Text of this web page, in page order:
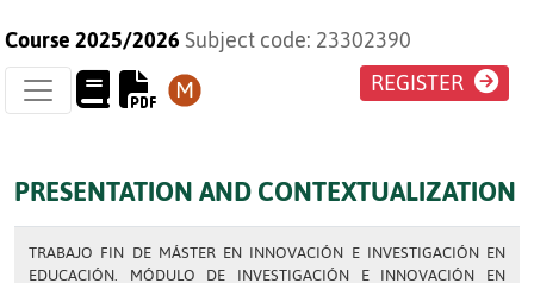
Course 2025/2026 Subject code: 23302390
REGISTER
PRESENTATION AND CONTEXTUALIZATION
TRABAJO FIN DE MÁSTER EN INNOVACIÓN E INVESTIGACIÓN EN
EDUCACIÓN. MÓDULO DE INVESTIGACIÓN E INNOVACIÓN EN